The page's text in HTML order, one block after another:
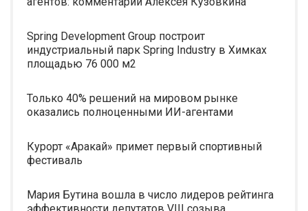
Spring Development Group построит
индустриальный парк Spring Industry в Химках
площадью 76 000 м2
Только 40% решений на мировом рынке
оказались полноценными ИИ-агентами
Курорт «Аракай» примет первый спортивный
фестиваль
Мария Бутина вошла в число лидеров рейтинга